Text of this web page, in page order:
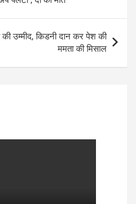
की उम्मीद, किडनी दान कर पेश की
ममता की मिसाल